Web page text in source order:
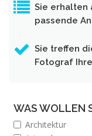
Sie erhalten
passende
Sie treffen
Fotograf
WAS WOLLEN
Architektur